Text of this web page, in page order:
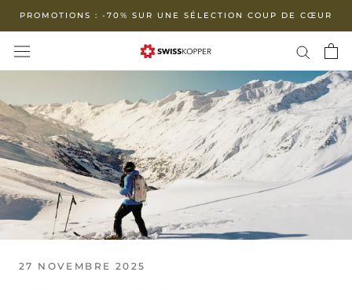
contenu
PROMOTIONS : -70% SUR UNE SÉLECTION COUP DE CŒUR
27 NOVEMBRE 2025